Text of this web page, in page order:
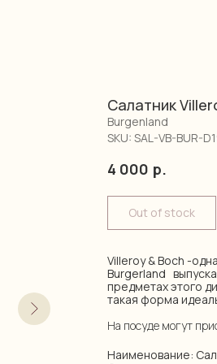
Салатник
Burgenland
SKU: SAL-VB-BUR-
4 000 р.
Out of stock
Villeroy & Boch -
Burgerland
предметах этого
такая форма
На посуде могут
Наименование: